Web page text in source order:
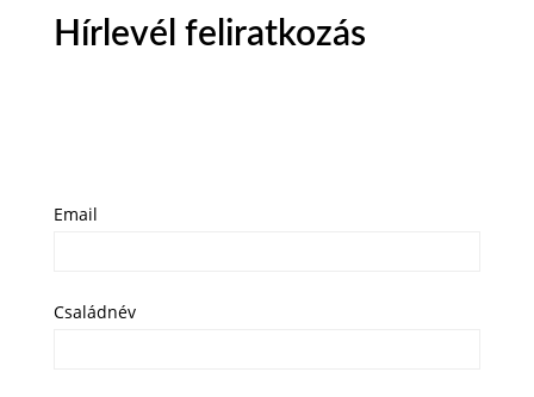
Hírlevél feliratkozás
Email
Családnév